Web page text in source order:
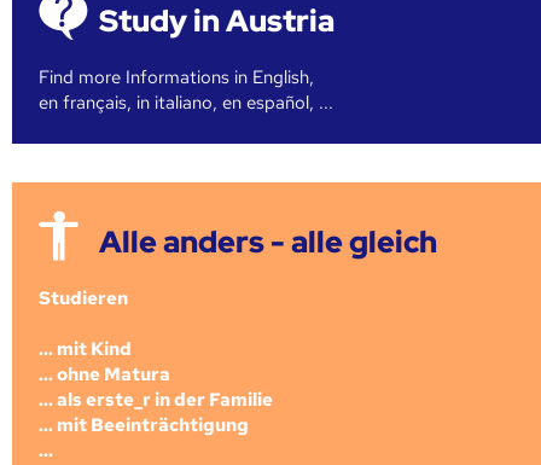
Study in Austria
Find more Informations in English,
en français, in italiano, en español, ...
Alle anders - alle gleich
Studieren
... mit Kind
... ohne Matura
... als erste_r in der Familie
... mit Beeinträchtigung
...